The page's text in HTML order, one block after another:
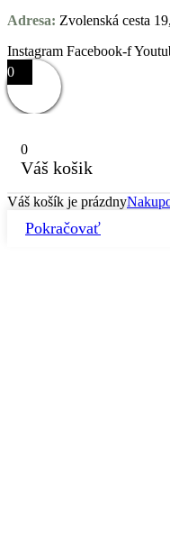
Adresa: Zvolenská cesta
Instagram Facebook-f
0
0
Váš košik
Váš košík je prázdny
Pokračovať